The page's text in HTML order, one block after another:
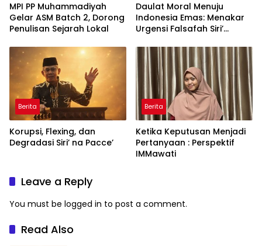
MPI PP Muhammadiyah
Gelar ASM Batch 2, Dorong
Penulisan Sejarah Lokal
Daulat Moral Menuju
Indonesia Emas: Menakar
Urgensi Falsafah Siri’
Ancaman Kleptokrasi
Berita
Korupsi, Flexing, dan
Degradasi Siri’ na Pacce’
Berita
Ketika Keputusan Menjadi
Pertanyaan : Perspektif
IMMawati
Leave a Reply
You must be logged in to post a comment.
Read Also